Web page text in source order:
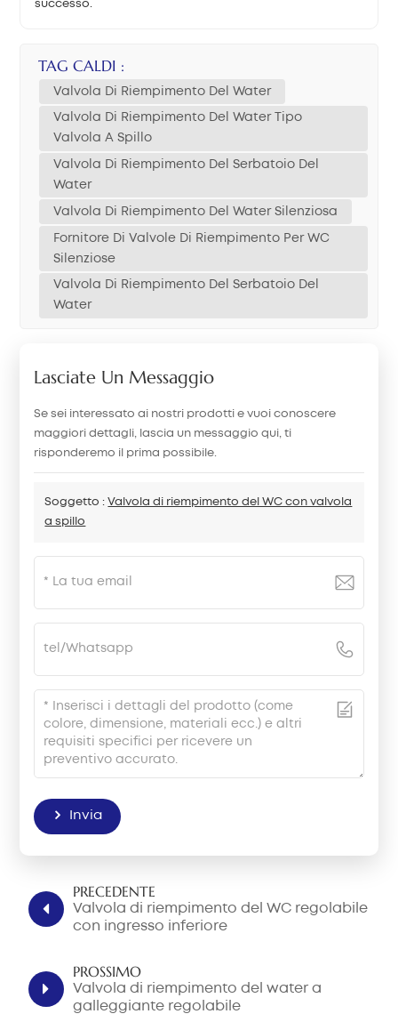
successo.
TAG CALDI :
Valvola Di Riempimento Del Water
Valvola Di Riempimento Del Water Tipo
Valvola A Spillo
Valvola Di Riempimento Del Serbatoio Del
Water
Valvola Di Riempimento Del Water Silenziosa
Fornitore Di Valvole Di Riempimento Per WC
Silenziose
Valvola Di Riempimento Del Serbatoio Del
Water
Lasciate Un Messaggio
Se sei interessato ai nostri prodotti e vuoi conoscere
maggiori dettagli, lascia un messaggio qui, ti
risponderemo il prima possibile.
Soggetto :Valvola di riempimento del WC con valvola
a spillo
Invia
PRECEDENTE
Valvola di riempimento del WC regolabile
con ingresso inferiore
PROSSIMO
Valvola di riempimento del water a
galleggiante regolabile